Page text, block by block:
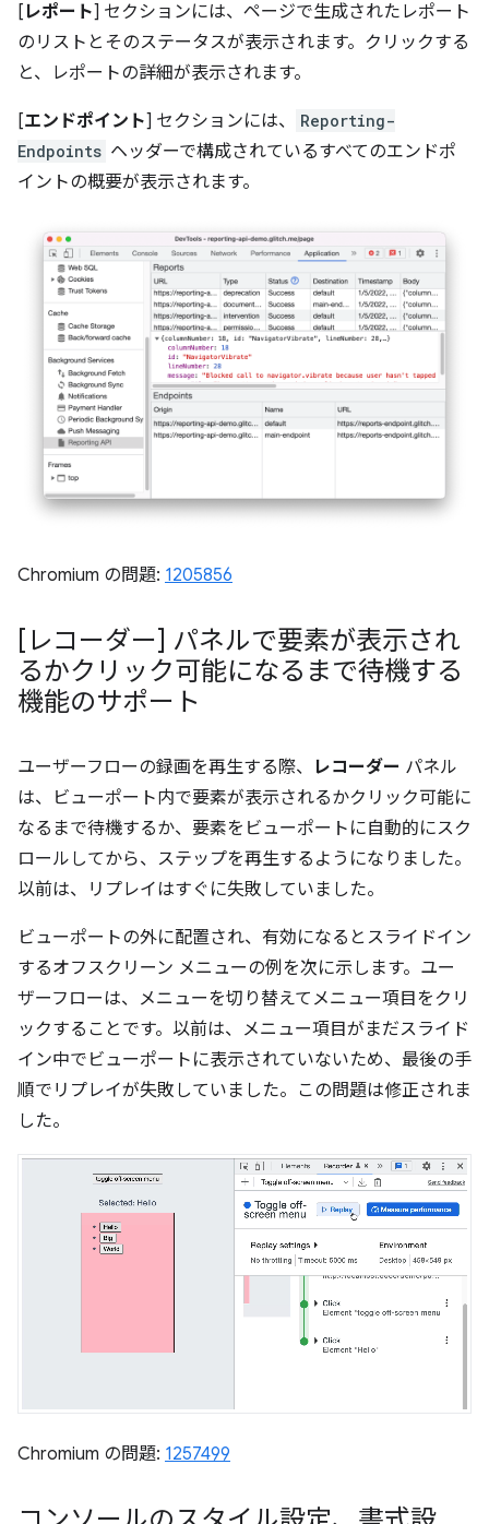
[ レポート] セクションには、ページで生成されたレポート
のリストとそのステータスが表示されます。クリックする
と、レポートの詳細が表示されます。
[エンドポイント] セクションには、
Reporting-
Endpoints ヘッダーで構成されているすべてのエンドポ
イントの概要が表示されます。
Chromium の問題: 1205856
[レコーダー] パネルで要素が表示され
るかクリック可能になるまで待機する
機能のサポート
ユーザーフローの録画を再生する際、 レコーダー パネル
は、ビューポート内で要素が表示されるかクリック可能に
なるまで待機するか、要素をビューポートに自動的にスク
ロールしてから、ステップを再生するようになりました。
以前は、リプレイはすぐに失敗していました。
ビューポートの外に配置され、有効になるとスライドイン
するオフスクリーン メニューの例を次に示します。ユー
ザーフローは、メニューを切り替えてメニュー項目をクリ
ックすることです。以前は、メニュー項目がまだスライド
イン中でビューポートに表示されていないため、最後の手
順でリプレイが失敗していました。この問題は修正されま
した。
Chromium の問題: 1257499